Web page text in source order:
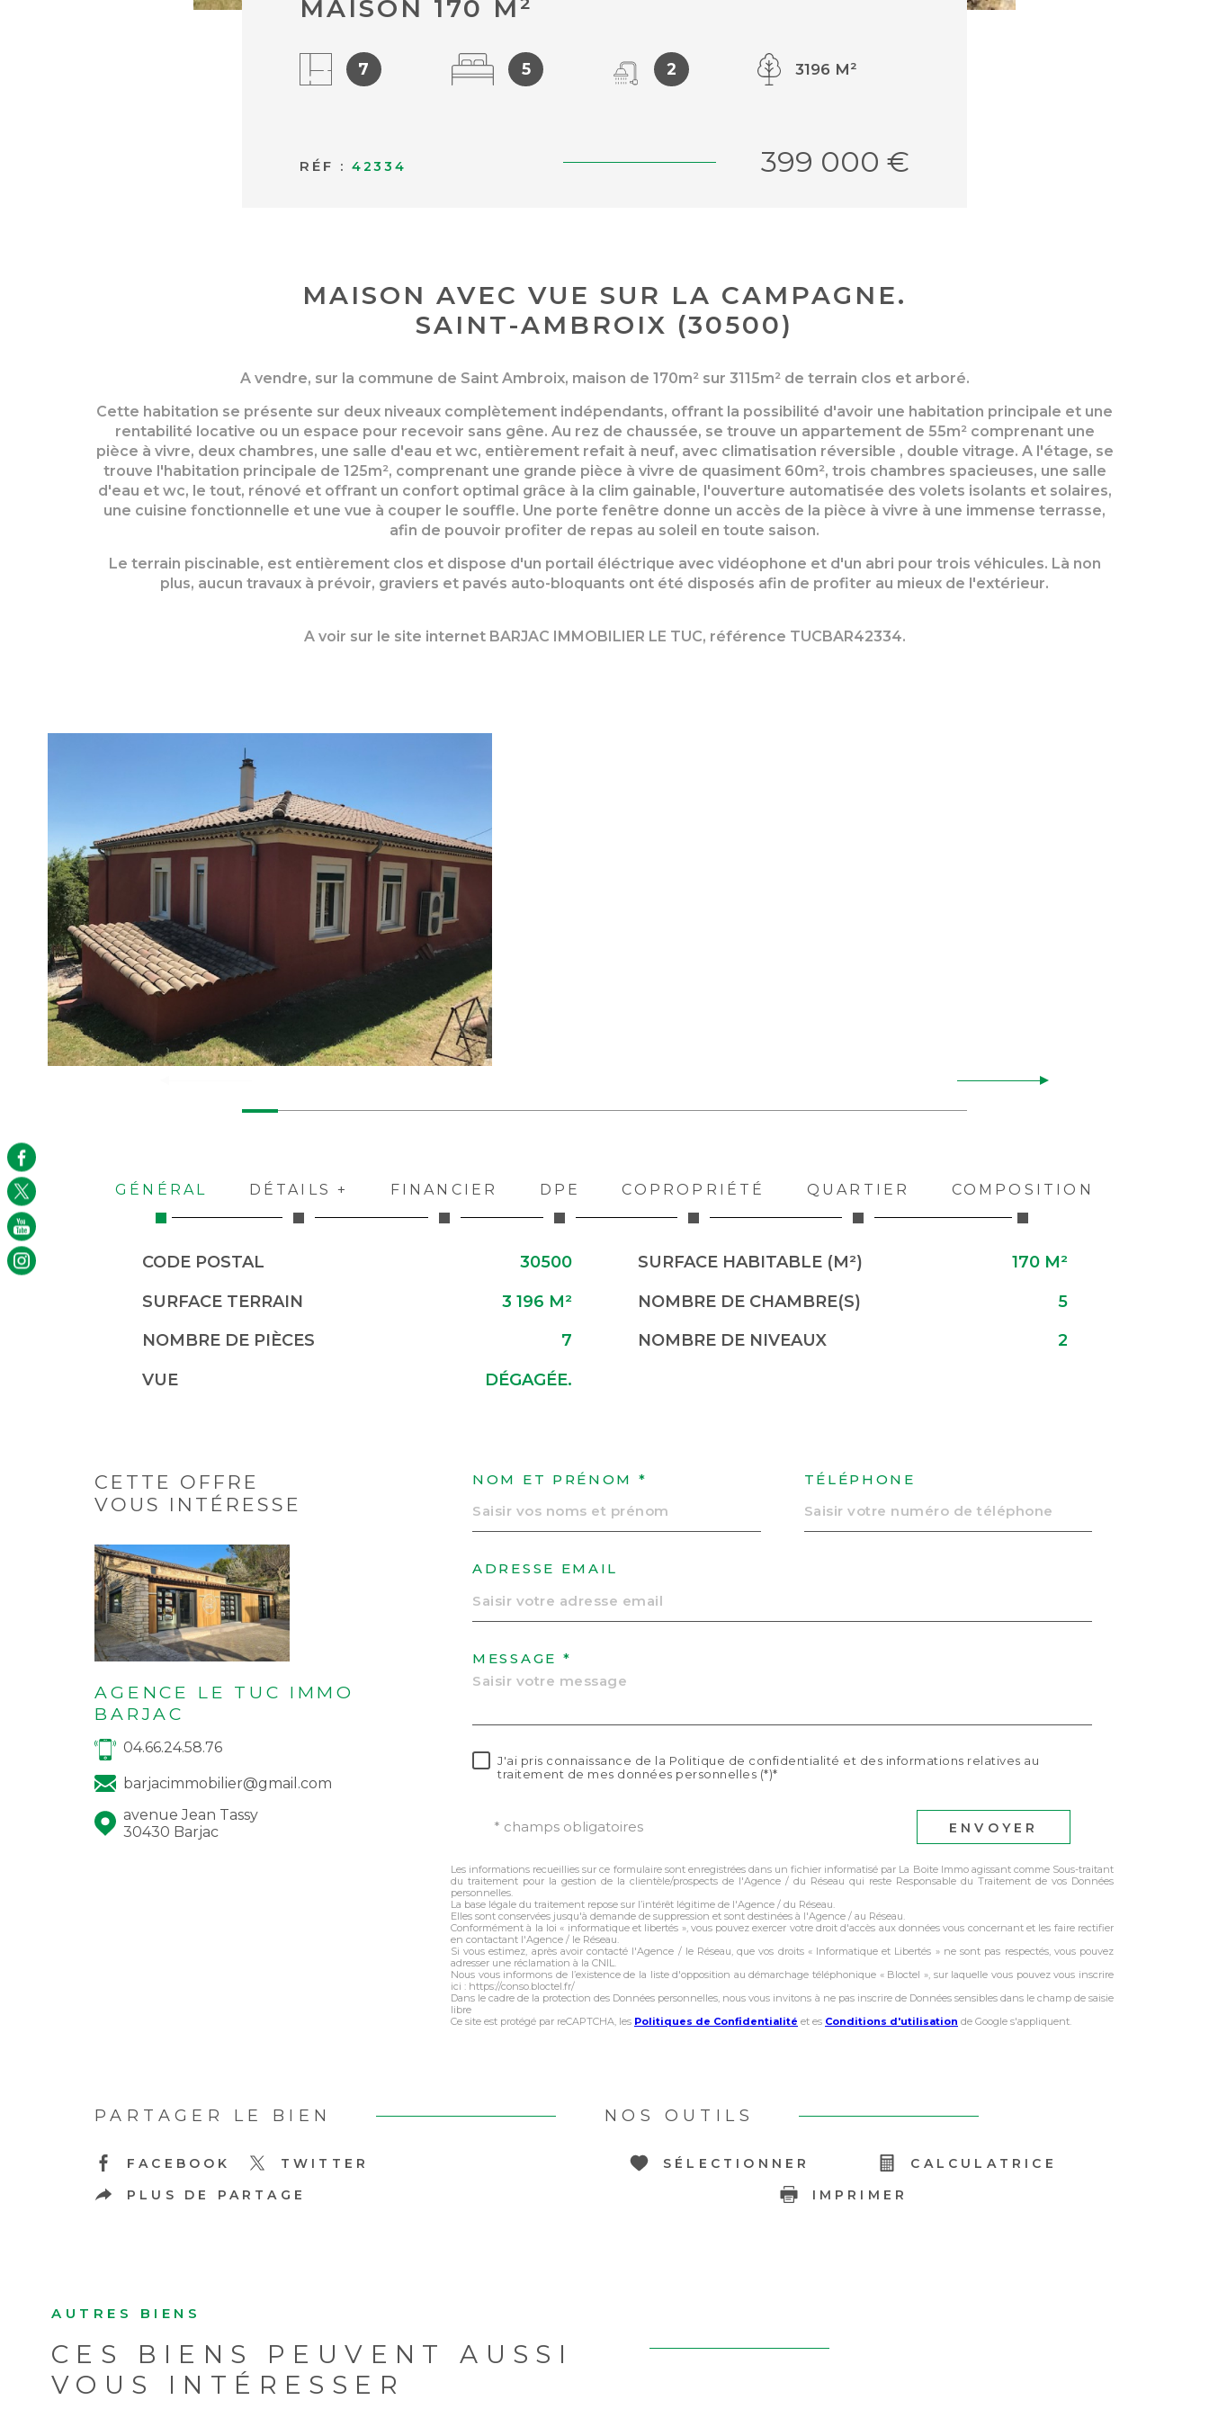
RÉF : 42334
MAISON 170 M²
7 5 2 3196 M²
399 000 €
MAISON AVEC VUE SUR LA CAMPAGNE.
SAINT-AMBROIX (30500)
A vendre, sur la commune de Saint Ambroix, maison de 170m² sur 3115m² de terrain clos et arboré.
Cette habitation se présente sur deux niveaux complètement indépendants, offrant la possibilité d'avoir une habitation principale et une
rentabilité locative ou un espace pour recevoir sans gêne. Au rez de chaussée, se trouve un appartement de 55m² comprenant une
pièce à vivre, deux chambres, une salle d'eau et wc, entièrement refait à neuf, avec climatisation réversible , double vitrage. A l'étage, se
trouve l'habitation principale de 125m², comprenant une grande pièce à vivre de quasiment 60m², trois chambres spacieuses, une salle
d'eau et wc, le tout, rénové et offrant un confort optimal grâce à la clim gainable, l'ouverture automatisée des volets isolants et solaires,
une cuisine fonctionnelle et une vue à couper le souffle. Une porte fenêtre donne un accès de la pièce à vivre à une immense terrasse,
afin de pouvoir profiter de repas au soleil en toute saison.
Le terrain piscinable, est entièrement clos et dispose d'un portail éléctrique avec vidéophone et d'un abri pour trois véhicules. Là non
plus, aucun travaux à prévoir, graviers et pavés auto-bloquants ont été disposés afin de profiter au mieux de l'extérieur.
A voir sur le site internet BARJAC IMMOBILIER LE TUC, référence TUCBAR42334.
GÉNÉRAL DÉTAILS + FINANCIER DPE COPROPRIÉTÉ QUARTIER COMPOSITION
Caractérisque Valeurs
CODE POSTAL 30500 SURFACE HABITABLE (M²)
170 M²
SURFACE TERRAIN
3 196 M² NOMBRE DE CHAMBRE(S)
5
NOMBRE DE PIÈCES
7 NOMBRE DE NIVEAUX
2
VUE
DÉGAGÉE.
CETTE OFFRE
VOUS INTÉRESSE
AGENCE LE TUC IMMO
BARJAC
04.66.24.58.76
barjacimmobilier@gmail.com
avenue Jean Tassy
30430 Barjac
NOM ET PRÉNOM * TÉLÉPHONE
ADRESSE EMAIL
MESSAGE *
J'ai pris connaissance de la Politique de confidentialité et des informations relatives au
traitement de mes données personnelles (*)*
* champs obligatoires ENVOYER
Les informations recueillies sur ce formulaire sont enregistrées dans un fichier informatisé par La Boite Immo agissant comme Sous-traitant
du traitement pour la gestion de la clientèle/prospects de l'Agence / du Réseau qui reste Responsable du Traitement de vos Données
personnelles.
La base légale du traitement repose sur l’intérêt légitime de l'Agence / du Réseau.
Elles sont conservées jusqu'à demande de suppression et sont destinées à l'Agence / au Réseau.
Conformément à la loi « informatique et libertés », vous pouvez exercer votre droit d'accès aux données vous concernant et les faire rectifier
en contactant l'Agence / le Réseau.
Si vous estimez, après avoir contacté l'Agence / le Réseau, que vos droits « Informatique et Libertés » ne sont pas respectés, vous pouvez
adresser une réclamation à la CNIL.
Nous vous informons de l’existence de la liste d'opposition au démarchage téléphonique « Bloctel », sur laquelle vous pouvez vous inscrire
ici : https://conso.bloctel.fr/
Dans le cadre de la protection des Données personnelles, nous vous invitons à ne pas inscrire de Données sensibles dans le champ de saisie
libre
Ce site est protégé par reCAPTCHA, les Politiques de Confidentialité et es Conditions d'utilisation de Google s'appliquent.
PARTAGER LE BIEN
FACEBOOK
TWITTER
PLUS DE PARTAGE
NOS OUTILS
SÉLECTIONNER
CALCULATRICE
IMPRIMER
AUTRES BIENS
CES BIENS PEUVENT AUSSI
VOUS INTÉRESSER